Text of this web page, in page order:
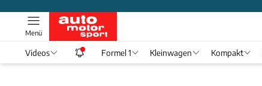
Menü
Videos Formel 1 Kleinwagen Kompakt